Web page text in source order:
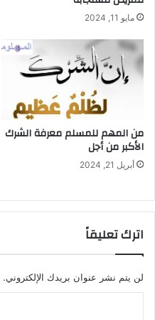
مايو 11, 2024
من المهم للمسلم معرفة الشرك
الأكبر من أجل
أبريل 21, 2024
اترك تعليقاً
لن يتم نشر عنوان بريدك الإلكتروني.